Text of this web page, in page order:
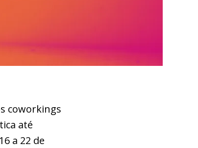
coworkings
até
a 22 de